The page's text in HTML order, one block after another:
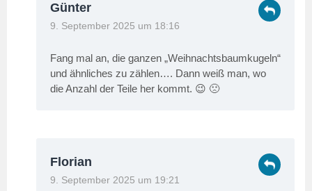
Günter
9. September 2025 um 18:16
Fang mal an, die ganzen „Weihnachtsbaumkugeln“
und ähnliches zu zählen…. Dann weiß man, wo
die Anzahl der Teile her kommt. 😉 🙁
Florian
9. September 2025 um 19:21